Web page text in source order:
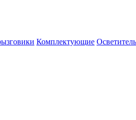
Комплектующие